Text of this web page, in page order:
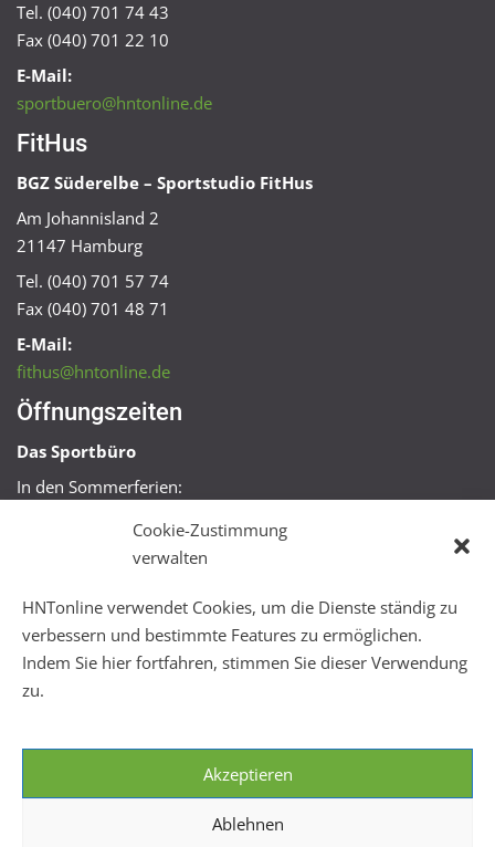
Cookie-Zustimmung
verwalten
HNTonline verwendet Cookies, um die Dienste ständig zu
verbessern und bestimmte Features zu ermöglichen.
Indem Sie hier fortfahren, stimmen Sie dieser Verwendung
zu.
Akzeptieren
Ablehnen
Tel. (040) 701 74 43
Fax (040) 701 22 10
E-Mail:
sportbuero@hntonline.de
FitHus
BGZ Süderelbe – Sportstudio FitHus
Am Johannisland 2
21147 Hamburg
Tel. (040) 701 57 74
Fax (040) 701 48 71
E-Mail:
fithus@hntonline.de
Öffnungszeiten
Das Sportbüro
In den Sommerferien:
Mo + Mi 16:00 – 18:00 Uhr
Mo – Fr 08:00 – 22:00 Uhr
Sa + So 10:00 – 18:00 Uhr